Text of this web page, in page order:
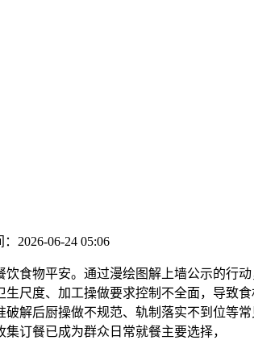
2026-06-24 05:06
物平安。通过漫绘图解上墙公示的行
尺度、加工操做要求控制不全面，导致
解后厨操做不规范、轨制落实不到位等
订餐已成为群众日常就餐主要选择，